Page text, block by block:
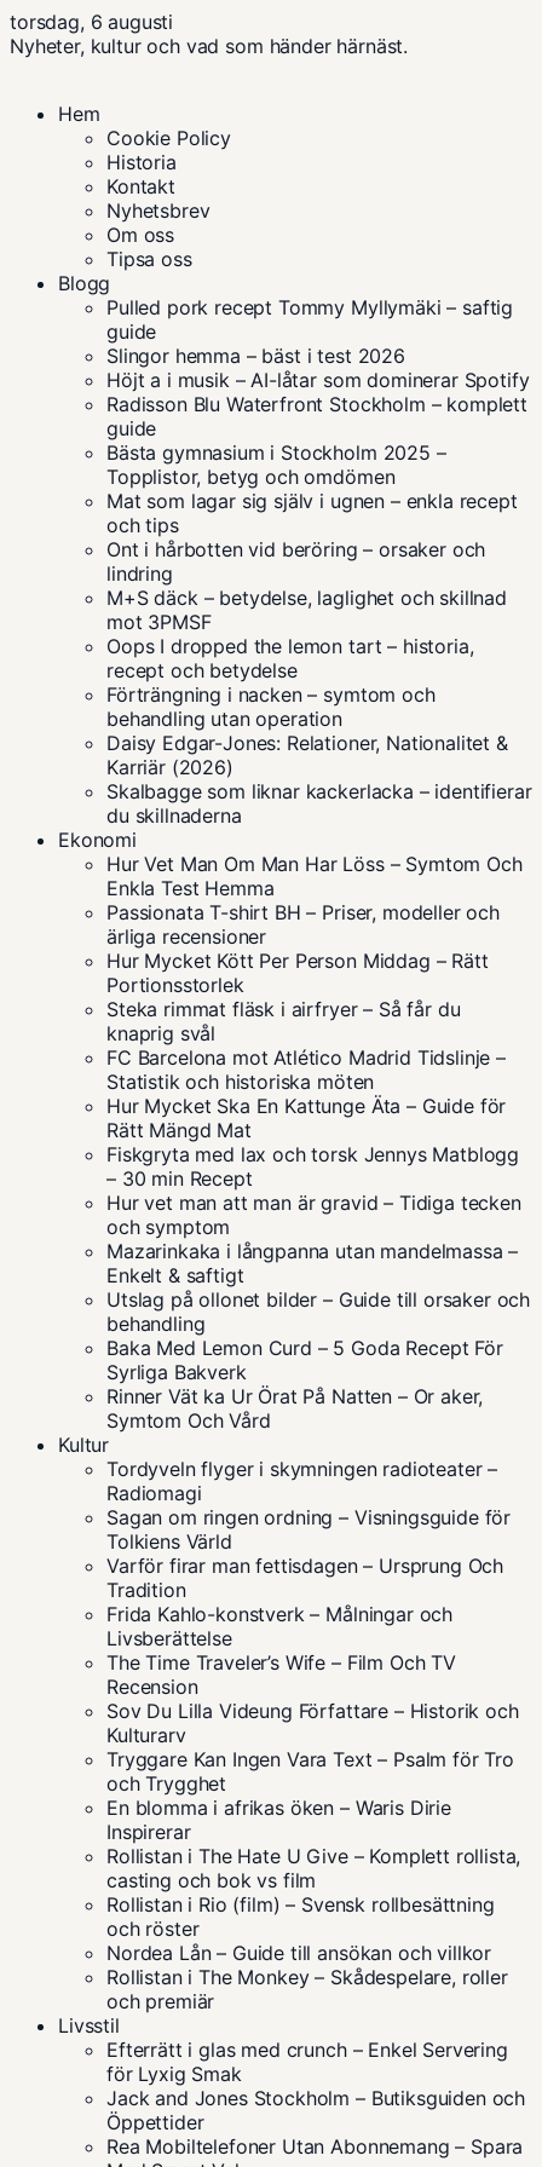
torsdag, 6 augusti
Nyheter, kultur och vad som händer härnäst.
Hem
Cookie Policy
Historia
Kontakt
Nyhetsbrev
Om oss
Tipsa oss
Blogg
Pulled pork recept Tommy Myllymäki – saftig
guide
Slingor hemma – bäst i test 2026
Höjt a i musik – AI-låtar som dominerar Spotify
Radisson Blu Waterfront Stockholm – komplett
guide
Bästa gymnasium i Stockholm 2025 –
Topplistor, betyg och omdömen
Mat som lagar sig själv i ugnen – enkla recept
och tips
Ont i hårbotten vid beröring – orsaker och
lindring
M+S däck – betydelse, laglighet och skillnad
mot 3PMSF
Oops I dropped the lemon tart – historia,
recept och betydelse
Förträngning i nacken – symtom och
behandling utan operation
Daisy Edgar-Jones: Relationer, Nationalitet &
Karriär (2026)
Skalbagge som liknar kackerlacka – identifierar
du skillnaderna
Ekonomi
Hur Vet Man Om Man Har Löss – Symtom Och
Enkla Test Hemma
Passionata T-shirt BH – Priser, modeller och
ärliga recensioner
Hur Mycket Kött Per Person Middag – Rätt
Portionsstorlek
Steka rimmat fläsk i airfryer – Så får du
knaprig svål
FC Barcelona mot Atlético Madrid Tidslinje –
Statistik och historiska möten
Hur Mycket Ska En Kattunge Äta – Guide för
Rätt Mängd Mat
Fiskgryta med lax och torsk Jennys Matblogg
– 30 min Recept
Hur vet man att man är gravid – Tidiga tecken
och symptom
Mazarinkaka i långpanna utan mandelmassa –
Enkelt & saftigt
Utslag på ollonet bilder – Guide till orsaker och
behandling
Baka Med Lemon Curd – 5 Goda Recept För
Syrliga Bakverk
Rinner Vät ka Ur Örat På Natten – Or aker,
Symtom Och Vård
Kultur
Tordyveln flyger i skymningen radioteater –
Radiomagi
Sagan om ringen ordning – Visningsguide för
Tolkiens Värld
Varför firar man fettisdagen – Ursprung Och
Tradition
Frida Kahlo-konstverk – Målningar och
Livsberättelse
The Time Traveler’s Wife – Film Och TV
Recension
Sov Du Lilla Videung Författare – Historik och
Kulturarv
Tryggare Kan Ingen Vara Text – Psalm för Tro
och Trygghet
En blomma i afrikas öken – Waris Dirie
Inspirerar
Rollistan i The Hate U Give – Komplett rollista,
casting och bok vs film
Rollistan i Rio (film) – Svensk rollbesättning
och röster
Nordea Lån – Guide till ansökan och villkor
Rollistan i The Monkey – Skådespelare, roller
och premiär
Livsstil
Efterrätt i glas med crunch – Enkel Servering
för Lyxig Smak
Jack and Jones Stockholm – Butiksguiden och
Öppettider
Rea Mobiltelefoner Utan Abonnemang – Spara